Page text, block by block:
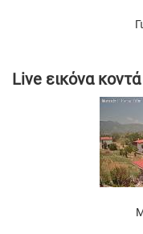
Live εικόνα